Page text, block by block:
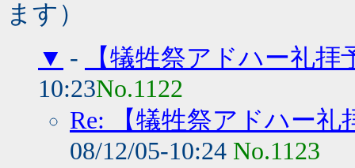
ます）
▼ -
【犠牲祭アドハー礼拝
10:23No.1122
Re: 【犠牲祭アドハー
08/12/05-10:24 No.1123